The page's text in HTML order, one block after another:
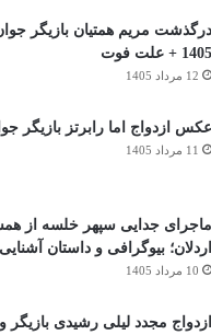
1405 + علت فوت
12 مرداد 1405
عکس ازدواج اما رابرتز بازیگر
11 مرداد 1405
ماجرای جدایی سپهر خلسه از
اردلان؛ بیوگرافی و داستان آشنایی
10 مرداد 1405
ازدواج مجدد لیلی رشیدی بازیگر